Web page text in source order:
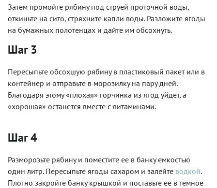
Затем промойте рябину под струей проточной воды,
откиньте на сито, стряхните капли воды. Разложите ягоды
на бумажных полотенцах и дайте им обсохнуть.
Шаг 3
Пересыпьте обсохшую рябину в пластиковый пакет или в
контейнер и отправьте в морозилку на пару дней.
Благодаря этому «плохая» горчинка из ягод уйдет, а
«хорошая» останется вместе с витаминами.
Шаг 4
Разморозьте рябину и поместите ее в банку емкостью
один литр. Пересыпьте ягоды сахаром и залейте водкой.
Плотно закройте банку крышкой и поставьте ее в темное